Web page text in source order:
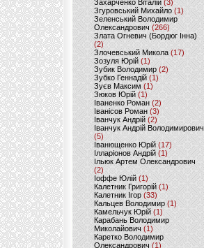
Захарченко Віталій (3)
Згуровський Михайло (1)
Зеленський Володимир
Олександрович (266)
Злата Огневич (Бордюг Інна)
(2)
Злочевський Микола(17)
Зозуля Юрій (1)
Зубик Володимир (2)
Зубко Геннадій (1)
Зуєв Максим(1)
Зюков Юрій (1)
Іваненко Роман (2)
Іванісов Роман (3)
Іванчук Андрій(2)
Іванчук Андрій Володимирович
(5)
Іванющенко Юрій (17)
Ілларіонов Андрій (1)
Ільюк Артем Олександрович
(2)
Іоффе Юлій (1)
Калетник Григорій(1)
Калетник Ігор (33)
Кальцев Володимир(1)
Камельчук Юрій (1)
Карабань Володимир
Миколайович (1)
Каретко Володимир
Олександрович (1)